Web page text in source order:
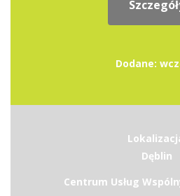
Dodane:
Dęblin
Centrum Usług